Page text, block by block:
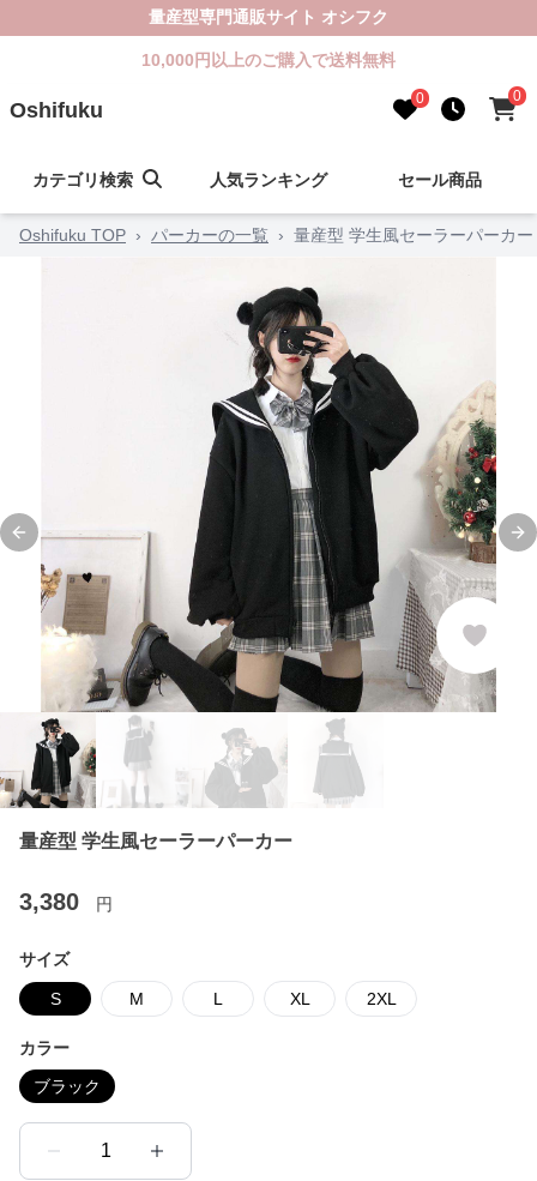
量産型専門通販サイト オシフク
10,000円以上のご購入で送料無料
Oshifuku 0 0
カテゴリ検索 人気ランキング セール商品
Oshifuku TOP › パーカーの一覧 › 量産型 学生風セーラーパーカー
Previous slide
量産型 学生風セーラーパーカー
3,380 円
サイズ
S M L XL 2XL
カラー
ブラック
1